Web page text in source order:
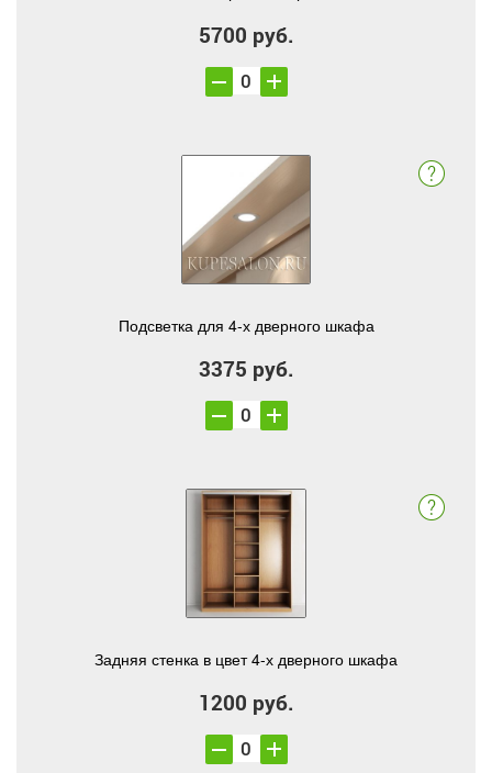
5700 руб.
Подсветка для 4-х дверного шкафа
3375 руб.
Задняя стенка в цвет 4-х дверного шкафа
1200 руб.